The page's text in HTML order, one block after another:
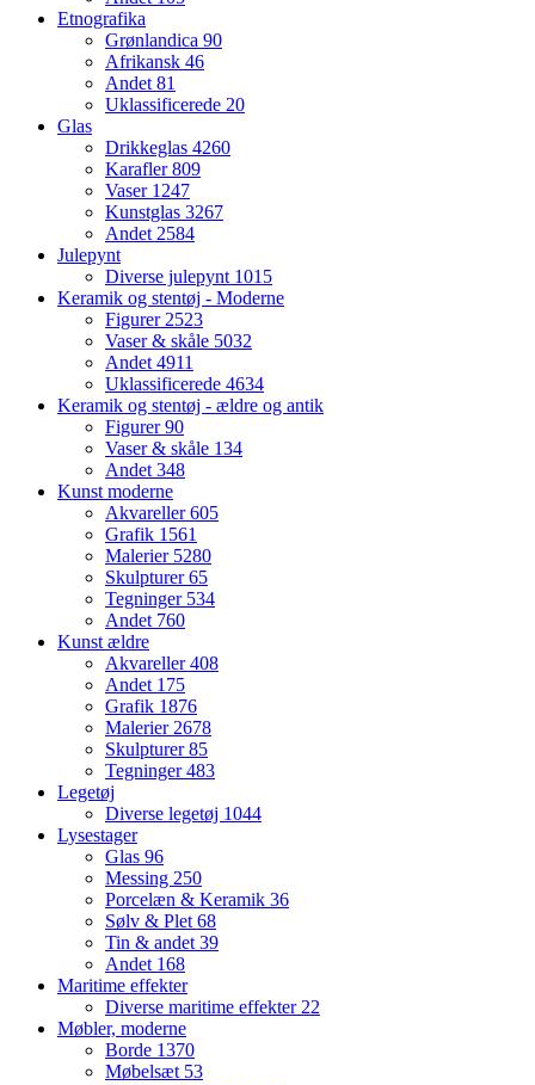
Etnografika
Grønlandica 90
Afrikansk 46
Andet81
Uklassificerede 20
Glas
Drikkeglas 4260
Karafler809
Vaser 1247
Kunstglas 3267
Andet2584
Julepynt
Diverse julepynt 1015
Keramik og stentøj - Moderne
Figurer2523
Vaser & skåle 5032
Andet4911
Uklassificerede 4634
Keramik og stentøj - ældre og antik
Figurer90
Vaser & skåle 134
Andet348
Kunst moderne
Akvareller605
Grafik 1561
Malerier 5280
Skulpturer65
Tegninger 534
Andet 760
Kunst ældre
Akvareller408
Andet 175
Grafik 1876
Malerier2678
Skulpturer85
Tegninger483
Legetøj
Diverse legetøj 1044
Lysestager
Glas 96
Messing 250
Porcelæn & Keramik 36
Sølv & Plet68
Tin & andet39
Andet 168
Maritime effekter
Diverse maritime effekter22
Møbler, moderne
Borde 1370
Møbelsæt 53